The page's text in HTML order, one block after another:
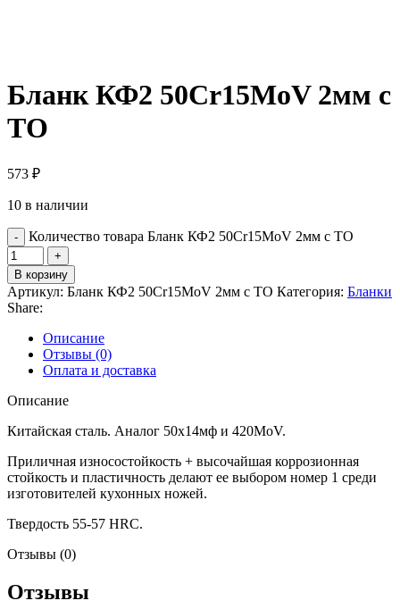
Бланк КФ2 50Cr15MoV 2мм с
ТО
573 ₽
10 в наличии
Количество товара Бланк КФ2 50Cr15MoV 2мм с ТО
В корзину
Артикул: Бланк КФ2 50Cr15MoV 2мм с ТО Категория: Бланки
Share:
Описание
Отзывы (0)
Оплата и доставка
Описание
Китайская сталь. Аналог 50х14мф и 420MoV.
Приличная износостойкость + высочайшая коррозионная
стойкость и пластичность делают ее выбором номер 1 среди
изготовителей кухонных ножей.
Твердость 55-57 HRC.
Отзывы (0)
Отзывы